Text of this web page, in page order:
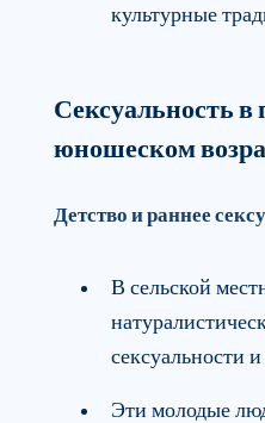
культурные
Сексуальность в
юношеском
Детство и раннее
В сельской
сексуальности и
Эти молодые